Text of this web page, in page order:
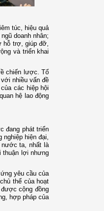
túc, hiệu quả
doanh nhân;
hỗ trợ, giúp đỡ,
và triển khai
chiến lược. Tổ
nhiều vấn đề
các hiệp hội
hệ lao động
đang phát triển
hiện đại,
nước ta, nhất là
thuận lợi nhưng
yêu cầu của
thể của hoạt
cộng đồng
hợp pháp của